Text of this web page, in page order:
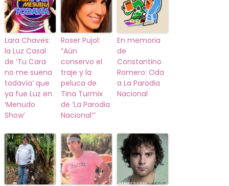
Lara Chaves:
la Luz Casal
de ‘Tu Cara
no me suena
todavía’ que
ya fue Luz en
‘Menudo
Show’
Roser Pujol:
“Aún
conservo el
traje y la
peluca de
Tina Turmix
de ‘La Parodia
Nacional’”
En memoria
de
Constantino
Romero: Oda
a La Parodia
Nacional